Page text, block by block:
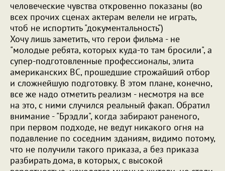
человеческие чувства откровенно показаны (во
всех прочих сценах актерам велели не играть,
чтоб не испортить "документальность")
Хочу лишь заметить, что герои фильма - не
"молодые ребята, которых куда-то там бросили", а
супер-подготовленные профессионалы, элита
американских ВС, прошедшие строжайший отбор
и сложнейшую подготовку. В этом плане, конечно,
все же надо отметить реализм - несмотря на все
на это, с ними случился реальный факап. Обратил
внимание - "Брэдли", когда забирают раненого,
при первом подходе, не ведут никакого огня на
подавление по соседним зданиям, видимо потому,
что не получили такого приказа, а без приказа
разбирать дома, в которых, с высокой